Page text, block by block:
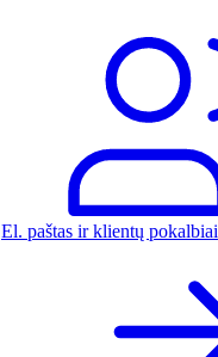
El. paštas ir klientų pokalbiai